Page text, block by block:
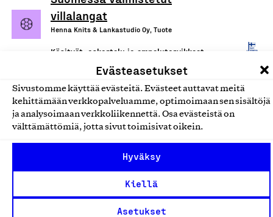
Evästeasetukset
Sivustomme käyttää evästeitä. Evästeet auttavat meitä
kehittämään verkkopalveluamme, optimoimaan sen sisältöjä
ja analysoimaan verkkoliikennettä. Osa evästeistä on
välttämättömiä, jotta sivut toimisivat oikein.
Hyväksy
Kiellä
Asetukset
villalangat
Henna Knits & Lankastudio Oy, Tuote
Käsityöt, askartelu ja ompelutarvikkeet
Kasvivärjätyt villalangat
Katjamaarit, Tuote
Käsityöt, askartelu ja ompelutarvikkeet
Mehiläisvahalevy
Silvetto Oy, Tuote
Käsityöt, askartelu ja ompelutarvikkeet